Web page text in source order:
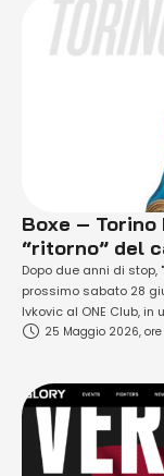
Boxe –
“ritorno” del
Dopo due anni di stop,
prossimo sabato 28
Ivkovic al ONE Club,
combattimento in
25 Maggio 2026, ore